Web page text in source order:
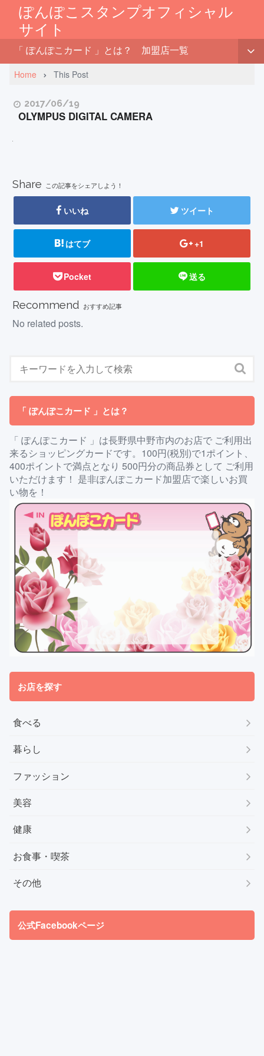
ぽんぽこスタンプオフィシャル
サイト
「 ぽんぽこカード 」とは？ 加盟店一覧
Home This Post
2017/06/19
OLYMPUS DIGITAL CAMERA
Share この記事をシェアしよう！
いいね ツイート
はてブ +1
Pocket 送る
Recommend おすすめ記事
No related posts.
「 ぽんぽこカード 」とは？
「 ぽんぽこカード 」は長野県中野市内のお店で ご利用出
来るショッピングカードです。100円(税別)で1ポイント、
400ポイントで満点となり 500円分の商品券として ご利用
いただけます！ 是非ぽんぽこカード加盟店で楽しいお買
い物を！
お店を探す
食べる
暮らし
ファッション
美容
健康
お食事・喫茶
その他
公式Facebookページ